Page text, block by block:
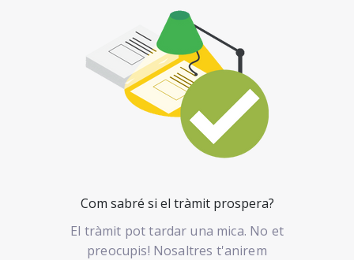
Com sabré si el tràmit prospera?
El tràmit pot tardar una mica. No et
preocupis! Nosaltres t'anirem